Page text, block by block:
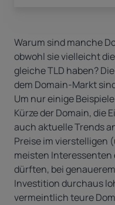
Warum sind manche
obwohl sie vielleicht
gleiche TLD haben?
dem Domain-Markt
Um nur einige
Kürze der Domain, die
auch aktuelle Trends
Preise im vierstelligen
meisten
dürften, bei
Investition durchaus
vermeintlich teure